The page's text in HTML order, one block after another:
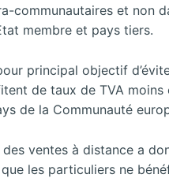
communautaires et non
membre et pays tiers.
principal objectif
de taux de TVA moins
de la Communauté
ventes à distance a
les particuliers ne